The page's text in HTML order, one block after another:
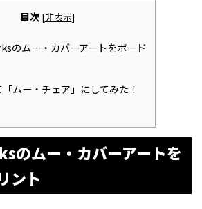
目次 [非表示]
のムー・カバーアートをボード
ムー・チェア」にしてみた！
ムー・カバーアートを
ント